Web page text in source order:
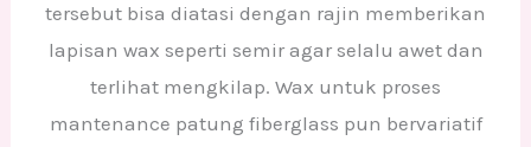
tersebut bisa diatasi dengan rajin memberikan
lapisan wax seperti semir agar selalu awet dan
terlihat mengkilap. Wax untuk proses
mantenance patung fiberglass pun bervariatif